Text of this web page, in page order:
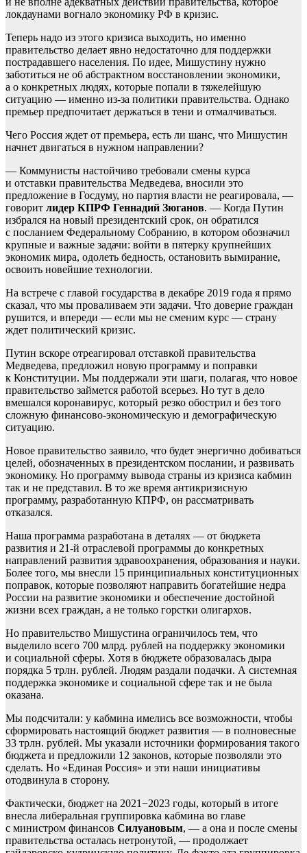
локдаунами вогнало экономику РФ в кризис.
Теперь надо из этого кризиса выходить, но именно
правительство делает явно недостаточно для поддержки
пострадавшего населения. По идее, Мишустину нужно
заботиться не об абстрактном восстановлении экономики,
а о конкретных людях, которые попали в тяжелейшую
ситуацию — именно из-за политики правительства. Однако
премьер предпочитает держаться в тени и отмалчиваться.
Чего Россия ждет от премьера, есть ли шанс, что Мишустин
начнет двигаться в нужном направлении?
— Коммунисты настойчиво требовали смены курса
и отставки правительства Медведева, вносили это
предложение в Госдуму, но партия власти не реагировала, —
говорит лидер КПРФ Геннадий Зюганов. — Когда Путин
избрался на новый президентский срок, он обратился
с посланием Федеральному Собранию, в котором обозначил
крупные и важные задачи: войти в пятерку крупнейших
экономик мира, одолеть бедность, остановить вымирание,
освоить новейшие технологии.
На встрече с главой государства в декабре 2019 года я прямо
сказал, что мы проваливаем эти задачи. Что доверие граждан
рушится, и впереди — если мы не сменим курс — страну
ждет политический кризис.
Путин вскоре отреагировал отставкой правительства
Медведева, предложил новую программу и поправки
к Конституции. Мы поддержали эти шаги, полагая, что новое
правительство займется работой всерьез. Но тут в дело
вмешался коронавирус, который резко обострил и без того
сложную финансово-экономическую и демографическую
ситуацию.
Новое правительство заявило, что будет энергично добиваться
целей, обозначенных в президентском послании, и развивать
экономику. Но программу вывода страны из кризиса кабмин
так и не представил. В то же время антикризисную
программу, разработанную КПРФ, он рассматривать
отказался.
Наша программа разработана в деталях — от бюджета
развития и 21-й отраслевой программы до конкретных
направлений развития здравоохранения, образования и науки.
Более того, мы внесли 15 принципиальных конституционных
поправок, которые позволяют направить богатейшие недра
России на развитие экономики и обеспечение достойной
жизни всех граждан, а не только горстки олигархов.
Но правительство Мишустина ограничилось тем, что
выделило всего 700 млрд. рублей на поддержку экономики
и социальной сферы. Хотя в бюджете образовалась дыра
порядка 5 трлн. рублей. Людям раздали подачки. А системная
поддержка экономике и социальной сфере так и не была
оказана.
Мы подсчитали: у кабмина имелись все возможности, чтобы
сформировать настоящий бюджет развития — в полновесные
33 трлн. рублей. Мы указали источники формирования такого
бюджета и предложили 12 законов, которые позволяли это
сделать. Но «Единая Россия» и эти наши инициативы
отодвинула в сторону.
Фактически, бюджет на 2021−2023 годы, который в итоге
внесла либеральная группировка кабмина во главе
с министром финансов Силуановым, — а она и после смены
правительства осталась нетронутой, — продолжает